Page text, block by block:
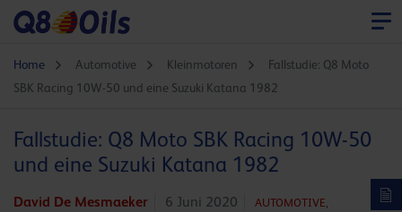
Home Automotive Kleinmotoren
Fallstudie: Q8 Moto
SBK Racing 10W-50 und eine Suzuki Katana 1982
Fallstudie: Q8 Moto SBK Racing 10W-50
und eine Suzuki Katana 1982
David De Mesmaeker 6 Juni 2020
AUTOMOTIVE,